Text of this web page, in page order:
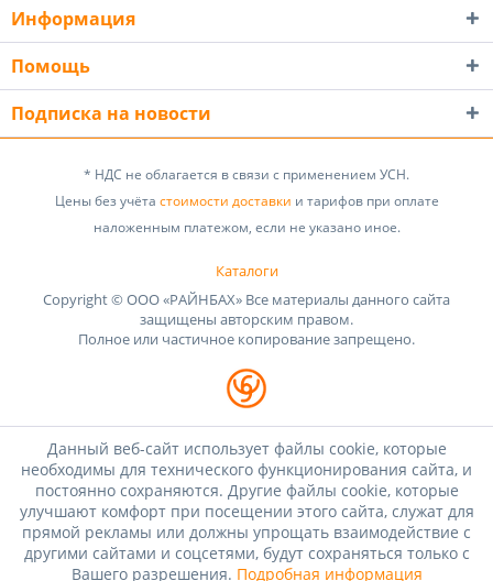
Информация
Помощь
Подписка на новости
* НДС не облагается в связи с применением УСН.
Цены без учёта стоимости доставки и тарифов при оплате
наложенным платежом, если не указано иное.
Каталоги
Copyright © ООО «РАЙНБАХ» Все материалы данного сайта
защищены авторским правом.
Полное или частичное копирование запрещено.
Данный веб-сайт использует файлы cookie, которые
необходимы для технического функционирования сайта, и
постоянно сохраняются. Другие файлы cookie, которые
улучшают комфорт при посещении этого сайта, служат для
прямой рекламы или должны упрощать взаимодействие с
другими сайтами и соцсетями, будут сохраняться только с
Вашего разрешения. Подробная информация